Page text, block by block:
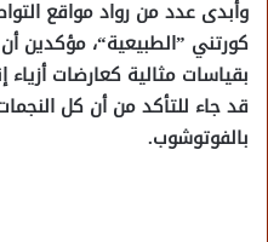
وأبدى عدد من رواد مواقع
كورتني ”الطبيعية“، مؤكدين
بقياسات مثالية كعارضات
قد جاء للتأكد من أن كل
بالفوتوشوب.